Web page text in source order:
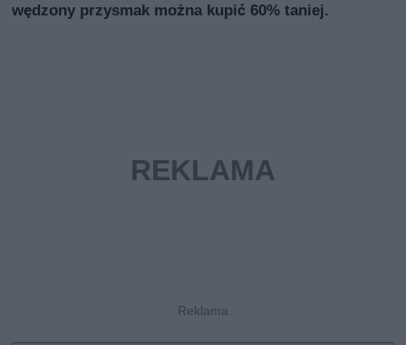
wędzony przysmak można kupić 60% taniej.